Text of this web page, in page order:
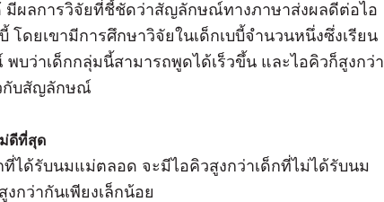
มีผลการวิจัยที่ชี้ชัดว่าสัญลักษณ์ทางภาษาส่งผลดีต่อไอ
ดยเขามีการศึกษาวิจัยในเด็กเบบี้จำนวนหนึ่งซึ่งเรียน
ว่าเด็กกลุ่มนี้สามารถพูดได้เร็วขึ้น และไอคิวก็สูงกว่า
วกับสัญลักษณ์
ดีที่สุด
ได้รับนมแม่ตลอด จะมีไอคิวสูงกว่าเด็กที่ไม่ได้รับนม
กว่ากันเพียงเล็กน้อย